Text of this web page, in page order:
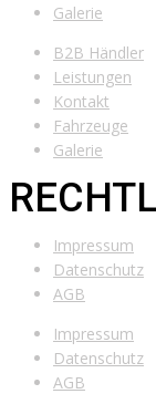
Galerie
B2B Händler
Leistungen
Kontakt
Fahrzeuge
Galerie
Impressum
Datenschutz
AGB
Impressum
Datenschutz
AGB